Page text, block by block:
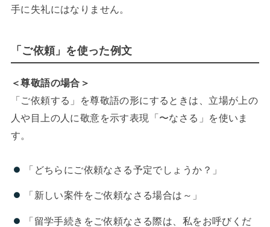
手に失礼にはなりません。
「ご依頼」を使った例文
＜尊敬語の場合＞
「ご依頼する」を尊敬語の形にするときは、立場が上の
人や目上の人に敬意を示す表現「〜なさる」を使いま
す。
「どちらにご依頼なさる予定でしょうか？」
「新しい案件をご依頼なさる場合は～」
「留学手続きをご依頼なさる際は、私をお呼びくだ